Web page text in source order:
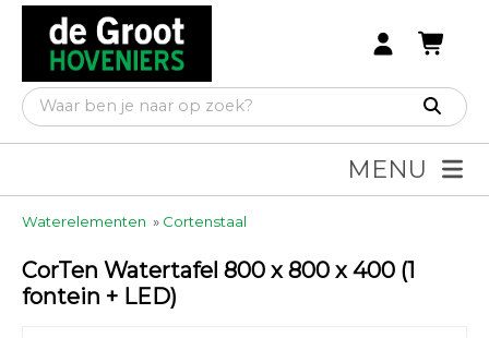
MENU
Waterelementen » Cortenstaal
CorTen Watertafel 800 x 800 x 400 (1
fontein + LED)